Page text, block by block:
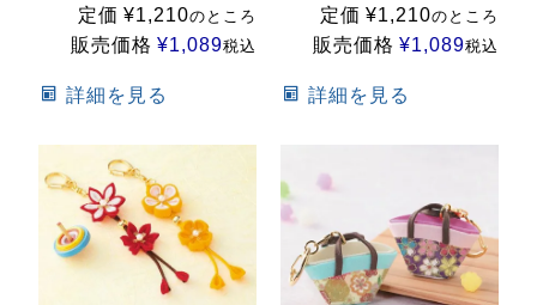
定価 ¥1,210のところ
販売価格 ¥1,089税込
詳細を見る
定価 ¥1,210のところ
販売価格 ¥1,089税込
詳細を見る